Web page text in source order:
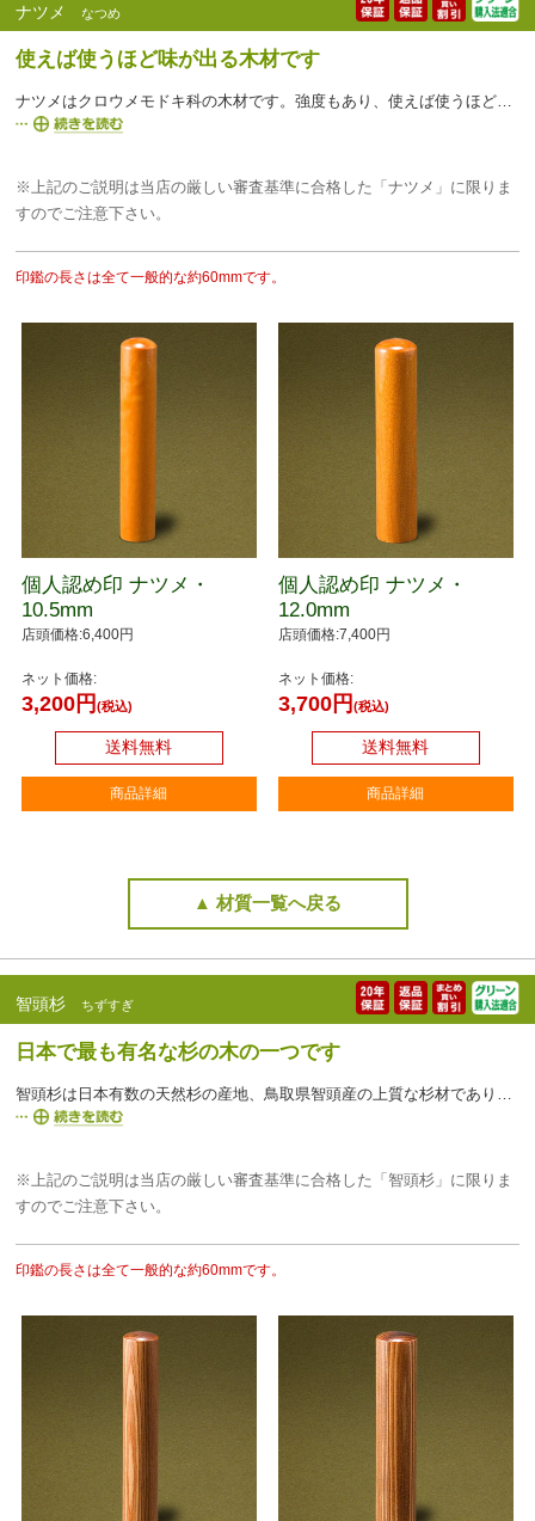
ナツメ なつめ
使えば使うほど味が出る木材です
※上記のご説明は当店の厳しい審査基準に合格した「ナツメ」に限りま
すのでご注意下さい。
印鑑の長さは全て一般的な約60mmです。
個人認め印 ナツメ・
10.5mm
店頭価格:6,400円
ネット価格:
3,200円 (税込)
送料無料
商品詳細
個人認め印 ナツメ・
12.0mm
店頭価格:7,400円
ネット価格:
3,700円 (税込)
送料無料
商品詳細
▲ 材質一覧へ戻る
智頭杉 ちずすぎ
日本で最も有名な杉の木の一つです
※上記のご説明は当店の厳しい審査基準に合格した「智頭杉」に限りま
すのでご注意下さい。
印鑑の長さは全て一般的な約60mmです。